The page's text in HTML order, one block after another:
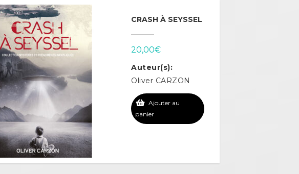
CRASH À SEYSSEL
20,00€
Auteur(s):
Oliver CARZON
Ajouter au
panier